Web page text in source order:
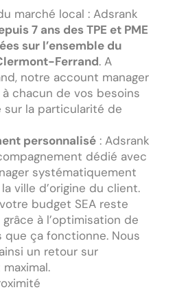
marché local : Adsrank
7 ans des TPE et PME
sur l’ensemble du
Ferrand. A
, notre account manager
chacun de vos besoins
sur la particularité de
personnalisé: Adsrank
dédié avec
systématiquement
ville d’origine du client.
budget SEA reste
grâce à l’optimisation de
que ça fonctionne. Nous
un retour sur